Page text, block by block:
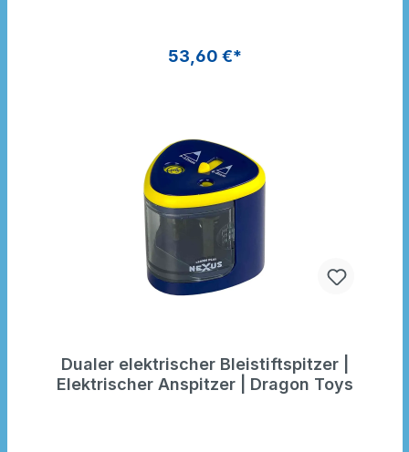
53,60 €*
Dualer elektrischer Bleistiftspitzer |
Elektrischer Anspitzer | Dragon Toys